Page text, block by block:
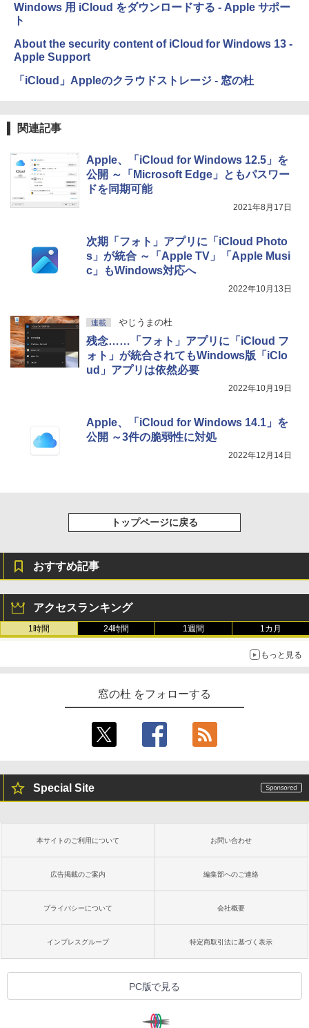
Amazon Kindle Colorsoft | 16GBストレ
テリー、広告無し、ブラック (2025年発
￥31,980
整、色調調節ライト、プレミアムペン付
き、グラファイト
￥115,980
Windows 用 iCloud をダウンロードする - Apple サポー
ト
About the security content of iCloud for Windows 13 -
Apple Support
「iCloud」Appleのクラウドストレージ - 窓の杜
関連記事
Apple、「iCloud for Windows 12.5」を
公開 ～「Microsoft Edge」ともパスワー
ドを同期可能
2021年8月17日
次期「フォト」アプリに「iCloud Photo
s」が統合 ～「Apple TV」「Apple Musi
c」もWindows対応へ
2022年10月13日
連載 やじうまの杜
残念……「フォト」アプリに「iCloud フ
ォト」が統合されてもWindows版「iClo
ud」アプリは依然必要
2022年10月19日
Apple、「iCloud for Windows 14.1」を
公開 ～3件の脆弱性に対処
2022年12月14日
トップページに戻る
おすすめ記事
アクセスランキング
1時間 24時間 1週間 1カ月
もっと見る
窓の杜 をフォローする
Special Site
本サイトのご利用について お問い合わせ
広告掲載のご案内 編集部へのご連絡
プライバシーについて 会社概要
インプレスグループ 特定商取引法に基づく表示
PC版で見る